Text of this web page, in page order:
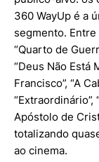
360 WayUp é a
segmento. Entre
“Quarto de
“Deus Não Está
Francisco”, “A
“Extraordinário”,
Apóstolo de
totalizando
ao cinema.